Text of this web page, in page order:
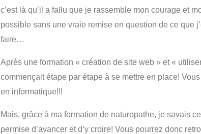
c’est là qu’il a fallu que je rassemble mon courage et
possible sans une vraie remise en question de ce que
faire…
Après une formation « création de site web » et «
commençait étape par étape à se mettre en place!
en informatique!!!
Mais, grâce à ma formation de naturopathe, je savais
permise d’avancer et d’y croire! Vous pourrez donc